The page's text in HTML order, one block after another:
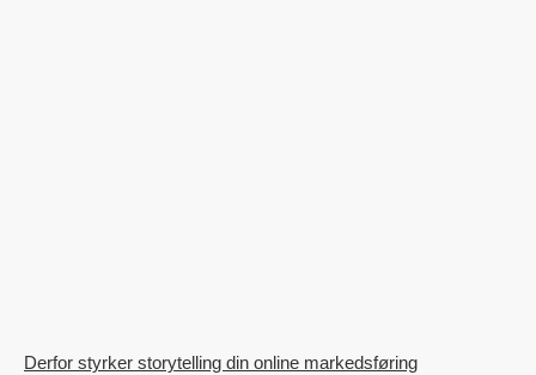
Derfor styrker storytelling din online markedsføring